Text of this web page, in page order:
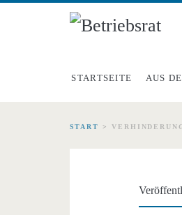
STARTSEITE AUS
START >